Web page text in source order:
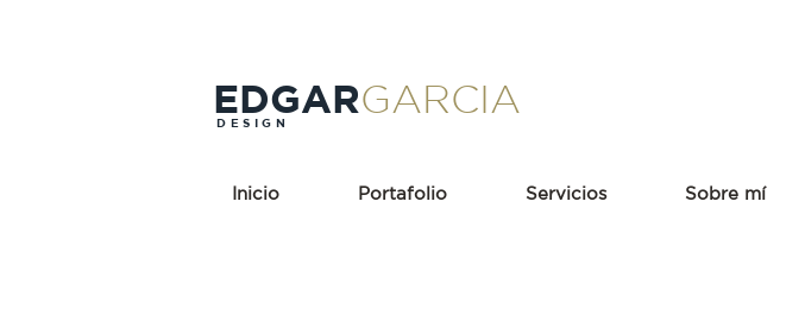
DESIGN
EDGARGARCIA
Inicio Portafolio Servicios Sobre mí